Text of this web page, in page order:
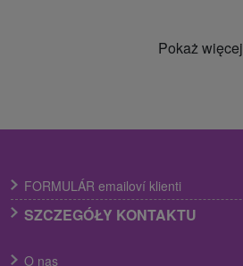
Pokaż więcej
FORMULÁR emailoví klienti
SZCZEGÓŁY KONTAKTU
O nas